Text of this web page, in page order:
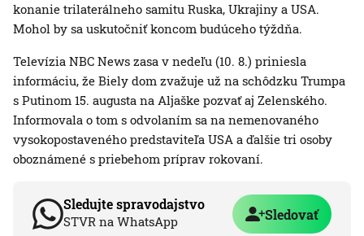
konanie trilaterálneho samitu Ruska, Ukrajiny a USA.
Mohol by sa uskutočniť koncom budúceho týždňa.
Televízia NBC News zasa v nedeľu (10. 8.) priniesla
informáciu, že Biely dom zvažuje už na schôdzku Trumpa
s Putinom 15. augusta na Aljaške pozvať aj Zelenského.
Informovala o tom s odvolaním sa na nemenovaného
vysokopostaveného predstaviteľa USA a ďalšie tri osoby
oboznámené s priebehom príprav rokovaní.
Sledujte spravodajstvo
STVR na WhatsApp Sledovať